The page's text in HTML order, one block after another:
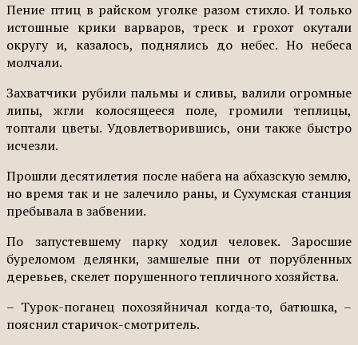
Пение птиц в райском уголке разом стихло. И только
истошные крики варваров, треск и грохот окутали
округу и, казалось, поднялись до небес. Но небеса
молчали.
Захватчики рубили пальмы и сливы, валили огромные
липы, жгли колосящееся поле, громили теплицы,
топтали цветы. Удовлетворившись, они также быстро
исчезли.
Прошли десятилетия после набега на абхазскую землю,
но время так и не залечило раны, и Сухумская станция
пребывала в забвении.
По запустевшему парку ходил человек. Заросшие
буреломом делянки, замшелые пни от порубленных
деревьев, скелет порушенного тепличного хозяйства.
– Турок-поганец похозяйничал когда-то, батюшка, –
пояснил старичок-смотритель.